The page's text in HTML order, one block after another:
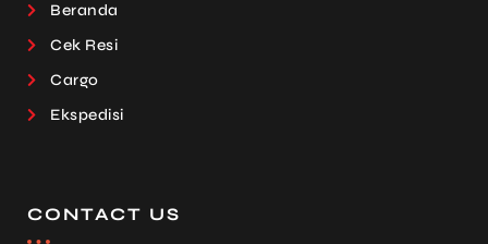
Beranda
Cek Resi
Cargo
Ekspedisi
CONTACT US